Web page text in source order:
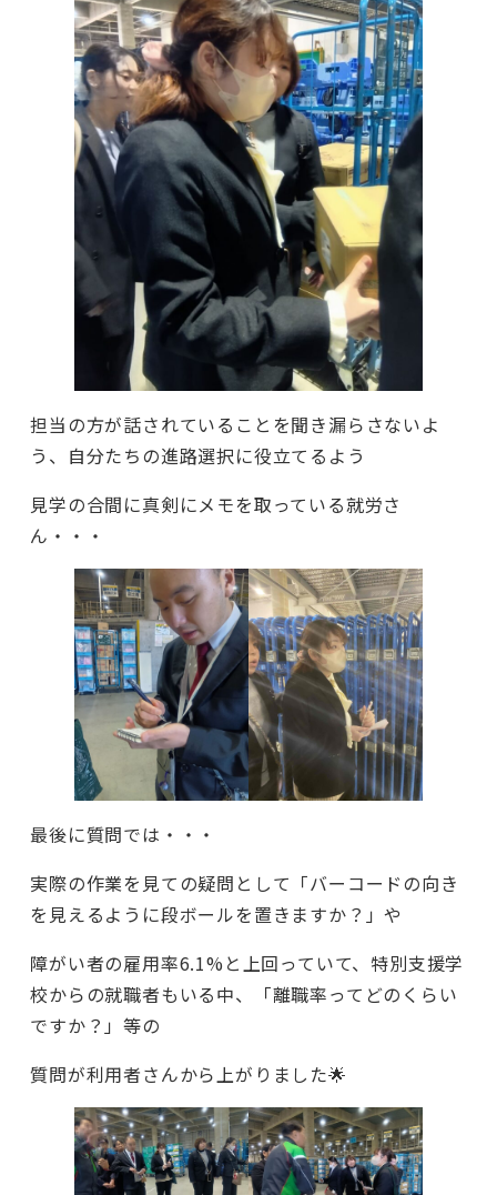
担当の方が話されていることを聞き漏らさないよ
う、自分たちの進路選択に役立てるよう
見学の合間に真剣にメモを取っている就労さ
ん・・・
最後に質問では・・・
実際の作業を見ての疑問として「バーコードの向き
を見えるように段ボールを置きますか？」や
障がい者の雇用率6.1%と上回っていて、特別支援学
校からの就職者もいる中、「離職率ってどのくらい
ですか？」等の
質問が利用者さんから上がりました🌟